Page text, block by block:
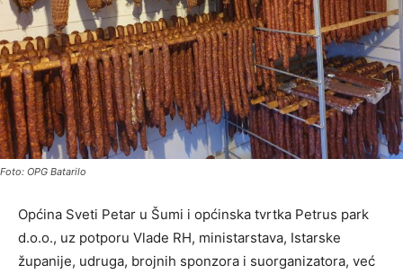
Foto: OPG Batarilo
Općina Sveti Petar u Šumi i općinska tvrtka Petrus park
d.o.o., uz potporu Vlade RH, ministarstava, Istarske
županije, udruga, brojnih sponzora i suorganizatora, već